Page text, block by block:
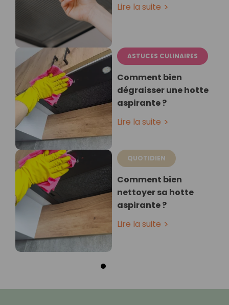
Lire la suite
ASTUCES CULINAIRES
Comment bien
dégraisser une hotte
aspirante ?
Lire la suite
QUOTIDIEN
Comment bien
nettoyer sa hotte
aspirante ?
Lire la suite